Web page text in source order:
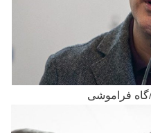
فراموشی